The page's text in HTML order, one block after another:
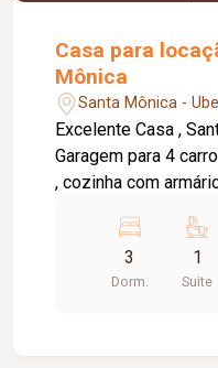
Casa para
Mônica
Santa Mônica -
Excelente Casa ,
Garagem para 4
, cozinha com
hidromassagem 02
Banheiro social com
churrasqueira
3
Dorm.
1
Suite